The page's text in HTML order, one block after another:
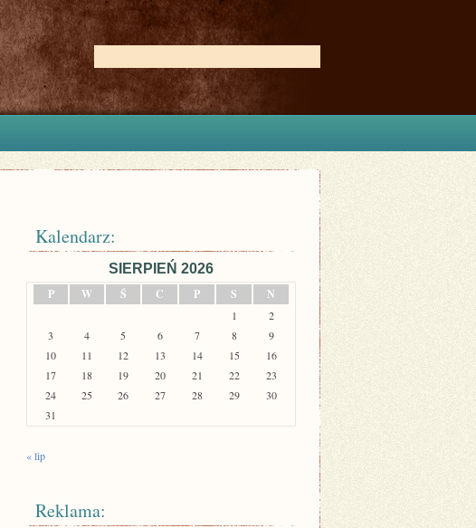
Kalendarz:
SIERPIEŃ 2026
P
W Ś C P S N
1
2
3
4 5 6 7 8
9
10
11 12 13 14 15
16
17
18 19 20 21 22
23
24
25 26 27 28 29
30
31
« lip
Reklama: